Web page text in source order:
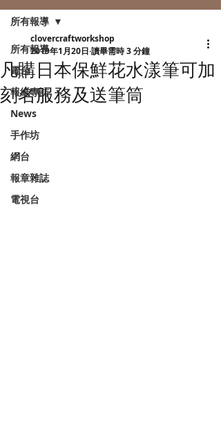
所有報導
電台
報紙專訪
News
手作坊
網台
報章雜誌
電視台
所有報導
凡購日本保鮮花水漾筆可加
刻名服務及送筆筒
clovercraftworkshop
2019年1月20日 讀畢需時 3 分鐘